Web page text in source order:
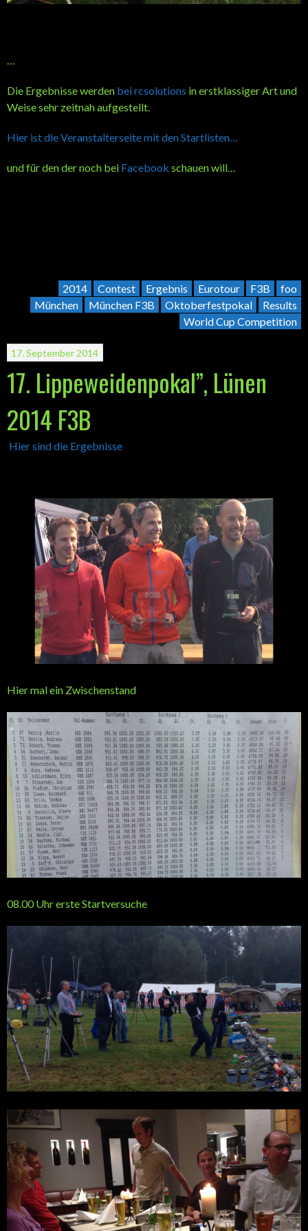
…
Die Ergebnisse werden bei rcsolutions in erstklassiger Art und
Weise sehr zeitnah aufgestellt.
Hier ist die Veranstalterseite mit den Startlisten…
und für den der noch bei Facebook schauen will…
2014 Contest Ergebnis Eurotour F3B
foo
München
München F3B Oktoberfestpokal
Results
World Cup Competition
17. September 2014
17. Lippeweidenpokal”, Lünen
2014 F3B
Hier sind die Ergebnisse
Hier mal ein Zwischenstand
08.00 Uhr erste Startversuche